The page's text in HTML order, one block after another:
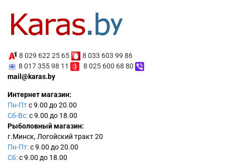
8 029 622 25 65
8 033 603 99 86
8 017 355 98 11
8 025 600 68 80
mail@karas.by
Интернет магазин:
Пн-Птс 9.00 до 20.00
Сб-Вс:с 9.00 до 18.00
Рыболовный магазин:
г.Минск, Логойский тракт 20
Пн-Пт:с 9.00 до 20.00
Сб:с 9.00 до 18.00